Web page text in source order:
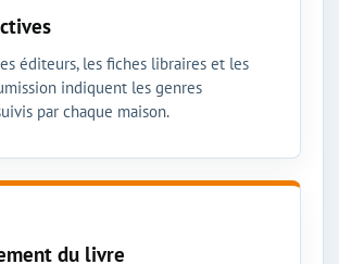
éditeurs, les fiches libraires et les
indiquent les genres
par chaque maison.
du livre